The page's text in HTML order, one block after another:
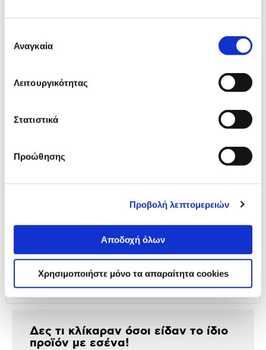
συγκατάθεσης
Αναγκαία
Λειτουργικότητας
Στατιστικά
Προώθησης
Προβολή λεπτομερειών
Αποδοχή όλων
Χρησιμοποιήστε μόνο τα απαραίτητα cookies
Συνδύασέ
προϊόντος
Αξιολογήσεις
Αξιολογήσεις
Δες τι κλίκαραν όσοι είδαν το ίδιο
προϊόν με εσένα!